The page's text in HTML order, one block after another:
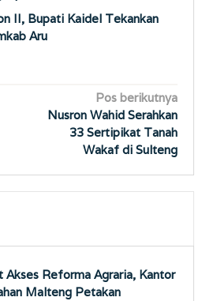
II, Bupati Kaidel Tekankan
Aru
Pos berikutnya
Nusron Wahid Serahkan
33 Sertipikat Tanah
Wakaf di Sulteng
Akses Reforma Agraria, Kantor
Malteng Petakan